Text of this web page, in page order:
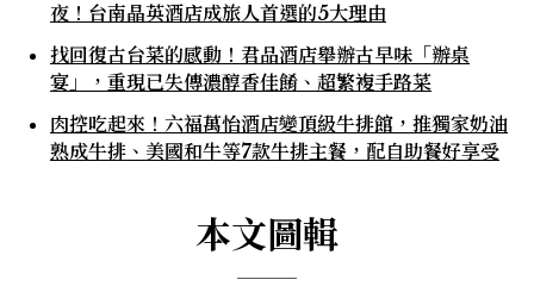
夜！台南晶英酒店成旅人首選的5大理由
找回復古台菜的感動！君品酒店舉辦古早味「辦桌
宴」，重現已失傳濃醇香佳餚、超繁複手路菜
肉控吃起來！六福萬怡酒店變頂級牛排館，推獨家奶油
熟成牛排、美國和牛等7款牛排主餐，配自助餐好享受
本文圖輯